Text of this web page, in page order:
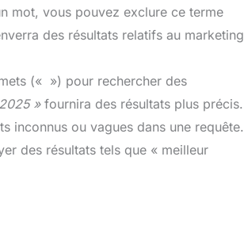
mot, vous pouvez exclure ce terme
des résultats relatifs au marketing
(« ») pour rechercher des
»fournira des résultats plus précis.
inconnus ou vagues dans une requête.
des résultats tels que « meilleur